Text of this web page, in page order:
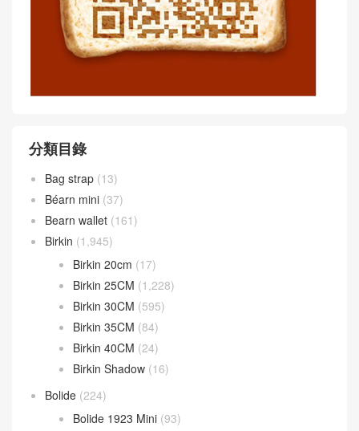
分類目錄
Bag strap (13)
Béarn mini (37)
Bearn wallet (161)
Birkin (1,945)
Birkin 20cm (17)
Birkin 25CM (1,228)
Birkin 30CM (595)
Birkin 35CM (84)
Birkin 40CM (24)
Birkin Shadow (16)
Bolide (224)
Bolide 1923 Mini (93)